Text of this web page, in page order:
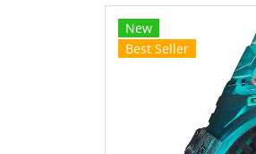
New
Best Seller